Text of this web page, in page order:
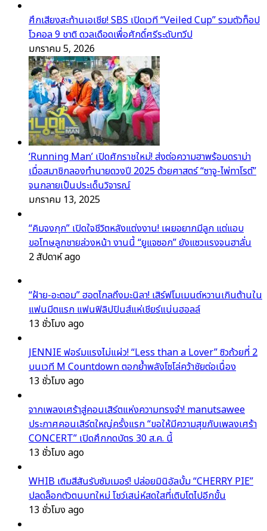
ศึกเสียงสะท้านเอเชีย! SBS เปิดเวที “Veiled Cup” รวมตัวท็อป
โวคอล 9 ชาติ ดวลเดือดเพื่อศักดิ์ศรีระดับทวีป
มกราคม 5, 2026
‘Running Man’ เปิดศักราชใหม่! ส่งต่อความฮาพร้อมดราม่า
เมื่อสมาชิกลองทำนายดวงปี 2025 ด้วยศาสตร์ “ซาจู-ไพ่ทาโรต์”
จนกลายเป็นประเด็นวิจารณ์
มกราคม 13, 2025
“คิมจงกุก” เปิดใจชีวิตหลังแต่งงาน! เผยอยากมีลูก แต่แอบ
ขอโทษลูกชายล่วงหน้า งานนี้ “ยูแจซอก” ยังแซวแรงจนฮาลั่น
2 สัปดาห์ ago
“ฝ้าย-อะตอม” ฮอตไกลถึงมะนิลา! เสิร์ฟโมเมนต์หวานเกินต้านใน
แฟนมีตแรก แฟนฟิลิปปินส์แห่เชียร์แน่นฮอลล์
13 ชั่วโมง ago
JENNIE ฟอร์มแรงไม่แผ่ว! “Less than a Lover” ซิวถ้วยที่ 2
บนเวที M Countdown ตอกย้ำพลังโซโล่คว้าชัยต่อเนื่อง
13 ชั่วโมง ago
จากเพลงเศร้าสู่คอนเสิร์ตแห่งความทรงจำ! manutsawee
ประกาศคอนเสิร์ตใหญ่ครั้งแรก “ขอให้มีความสุขกับเพลงเศร้า
CONCERT” เปิดศึกกดบัตร 30 ส.ค. นี้
13 ชั่วโมง ago
WHIB เติมสีสันรับซัมเมอร์! ปล่อยมินิอัลบั้ม “CHERRY PIE”
ปลดล็อกตัวตนบทใหม่ โชว์เสน่ห์สดใสที่เติบโตไปอีกขั้น
13 ชั่วโมง ago